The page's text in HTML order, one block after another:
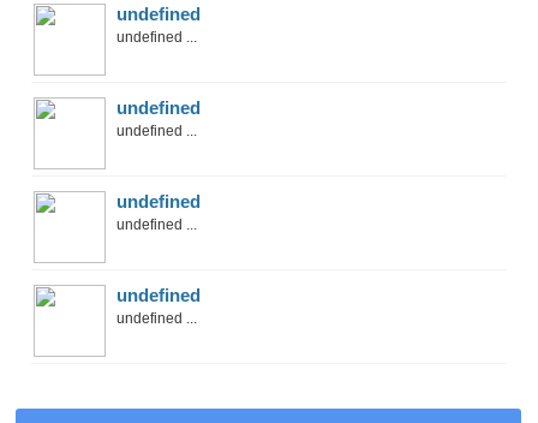
undefined
undefined ...
undefined
undefined ...
undefined
undefined ...
undefined
undefined ...